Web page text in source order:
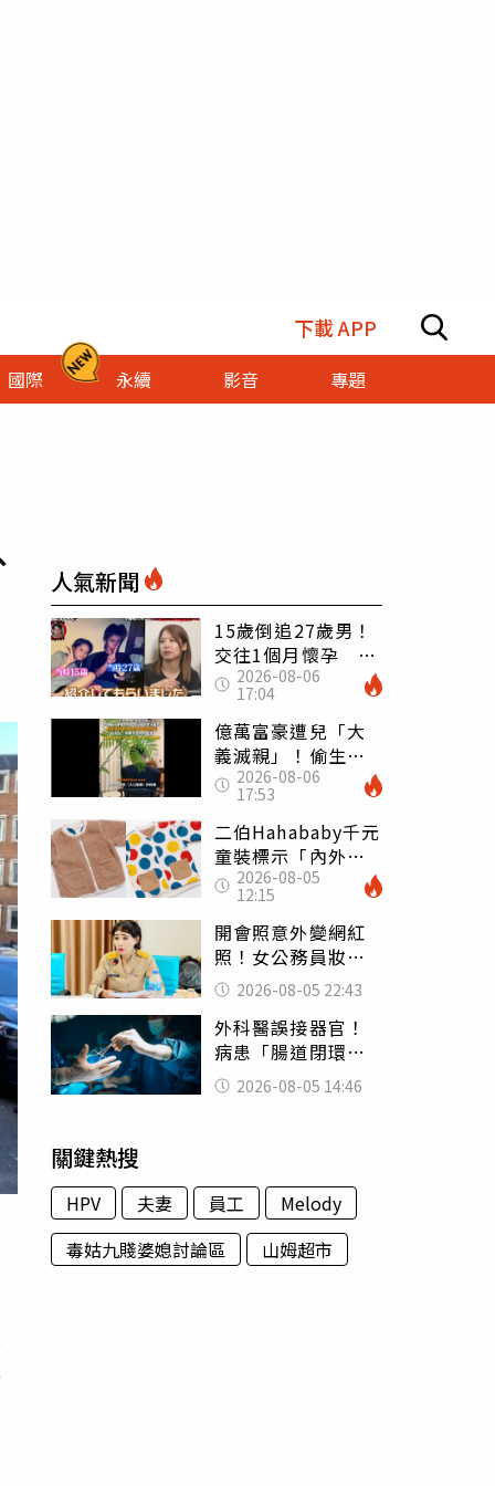
下載 APP
國際 永續 影音 專題
人氣新聞
15歲倒追27歲男！
交往1個月懷孕 36
歲當阿嬤故事曝光
2026-08-06
17:04
億萬富豪遭兒「大
義滅親」！偷生子
怕曝光 竟盜鄰居
身份辦假證落戶
2026-08-06
17:53
二伯Hahababy千元
童裝標示「內外層
皆純棉」 SGS檢
測證明：內裡100%
聚酯纖維
2026-08-05
12:15
開會照意外變網紅
照！女公務員妝容
掀2千則留言 本人
怒嗆：化妝有錯嗎
2026-08-05 22:43
外科醫誤接器官！
病患「腸道閉環」
無法排便險死 同
行看傻：糟糕至極
2026-08-05 14:46
關鍵熱搜
HPV 夫妻 員工
Melody
毒姑九賤婆媳討論區
山姆超市